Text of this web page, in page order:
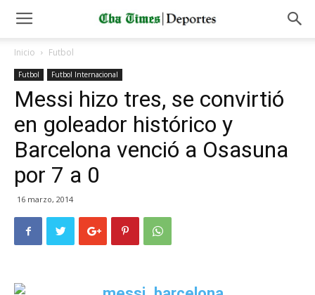
Inicio Futbol
Futbol Futbol Internacional
Messi hizo tres, se convirtió
en goleador histórico y
Barcelona venció a Osasuna
por 7 a 0
16 marzo, 2014